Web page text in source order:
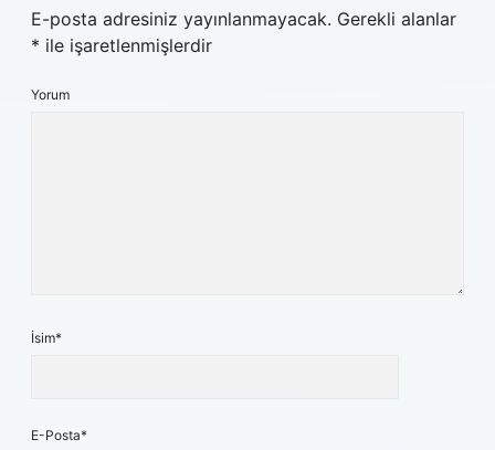
E-posta adresiniz yayınlanmayacak. Gerekli alanlar
* ile işaretlenmişlerdir
Yorum
İsim*
E-Posta*